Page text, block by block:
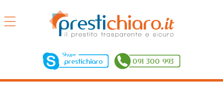
prestichiaro 091 300 993